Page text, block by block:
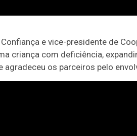
e vice-presidente de
criança com deficiência,
os parceiros pelo